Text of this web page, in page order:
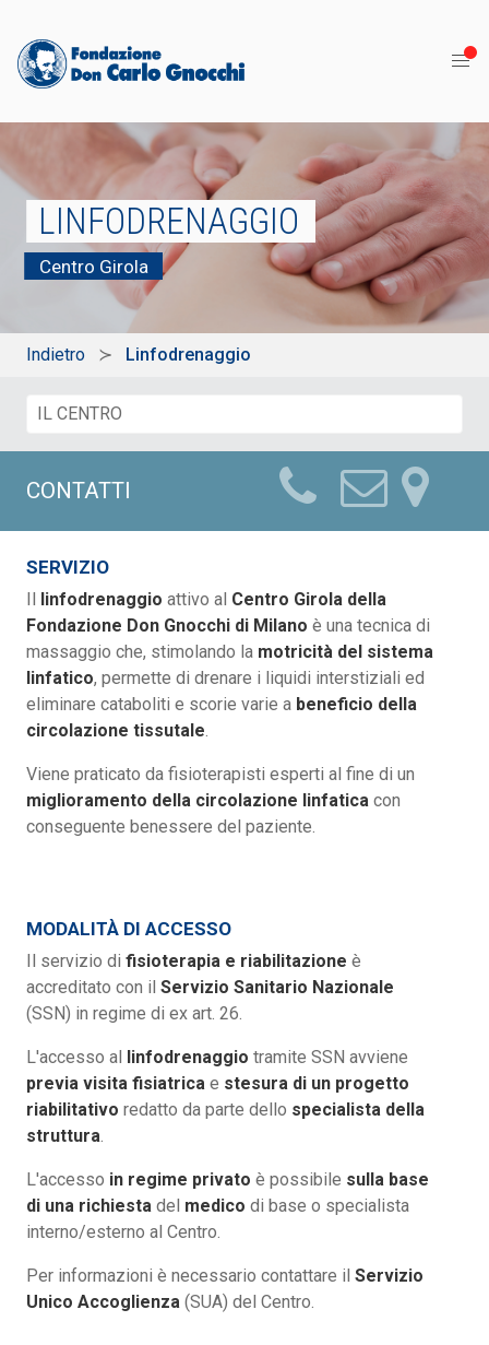
LINFODRENAGGIO
Centro Girola
Indietro Linfodrenaggio
CONTATTI
SERVIZIO
Il linfodrenaggio attivo al Centro Girola della
Fondazione Don Gnocchi di Milano è una tecnica di
massaggio che, stimolando la motricità del sistema
linfatico, permette di drenare i liquidi interstiziali ed
eliminare cataboliti e scorie varie a beneficio della
circolazione tissutale
Viene praticato da fisioterapisti esperti al fine di un
miglioramento della circolazione linfatica con
conseguente benessere del paziente.
MODALITÀ DI ACCESSO
Il servizio di fisioterapia e riabilitazione è
accreditato con il Servizio Sanitario Nazionale
(SSN) in regime di ex art. 26.
L'accesso al linfodrenaggio tramite SSN avviene
previa visita fisiatrica e stesura di un progetto
riabilitativo redatto da parte dello specialista della
struttura
L'accesso in regime privato è possibile sulla base
di una richiesta del medico di base o specialista
interno/esterno al Centro.
Per informazioni è necessario contattare il Servizio
Unico Accoglienza (SUA) del Centro.